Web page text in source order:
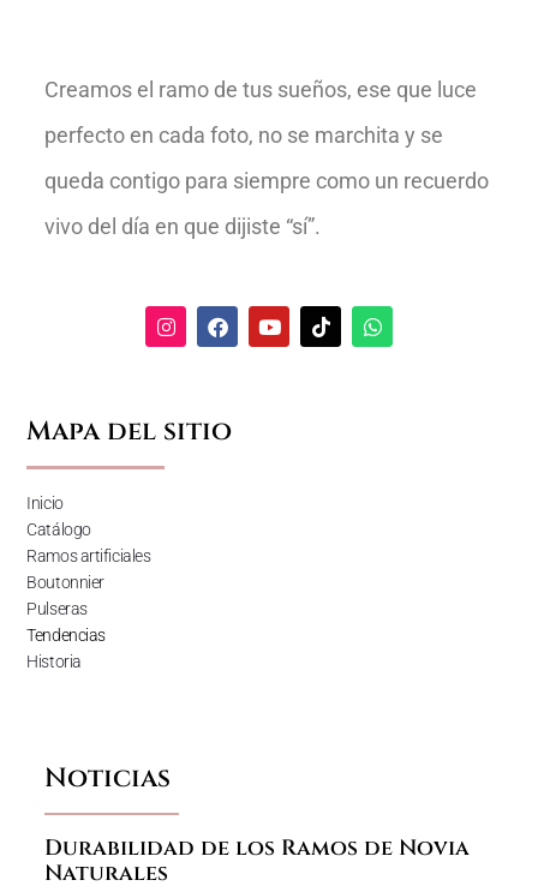
Creamos el ramo de tus sueños, ese que luce
perfecto en cada foto, no se marchita y se
queda contigo para siempre como un recuerdo
vivo del día en que dijiste “sí”.
Mapa del sitio
Inicio
Catálogo
Ramos artificiales
Boutonnier
Pulseras
Tendencias
Historia
Noticias
Durabilidad de los Ramos de Novia
Naturales